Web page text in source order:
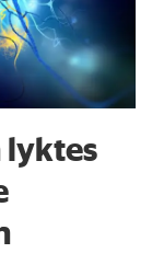
lyktes